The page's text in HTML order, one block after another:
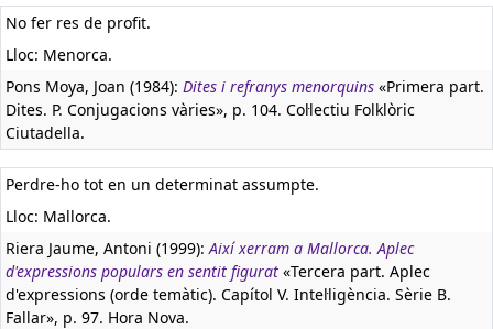
No fer res de profit.
Lloc: Menorca.
Pons Moya, Joan (1984): Dites i refranys menorquins «Primera part.
Dites. P. Conjugacions vàries», p. 104. Col·lectiu Folklòric
Ciutadella.
Perdre-ho tot en un determinat assumpte.
Lloc: Mallorca.
Riera Jaume, Antoni (1999):Així xerram a Mallorca. Aplec
d'expressions populars en sentit figurat «Tercera part. Aplec
d'expressions (orde temàtic). Capítol V. Intel·ligència. Sèrie B.
Fallar», p. 97. Hora Nova.